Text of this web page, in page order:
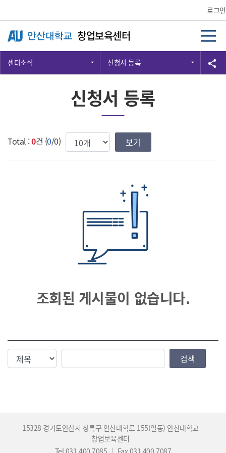
Skip Menu 로그인
창업보육센터
센터소식 신청서 등록 공
share
신청서 등록
Total :0건 (0/0) 한번에 보여질 게시물 갯수
조회된 게시물이 없습니다.
검색조건 검색값 검색
15328 경기도안산시 상록구 안산대학로 155(일동) 안산대학교
창업보육센터
Tel 031.400.7085 ｜ Fax 031.400.7087